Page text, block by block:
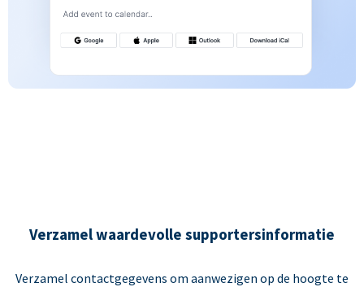
Verzamel waardevolle supportersinformatie
Verzamel contactgegevens om aanwezigen op de hoogte te